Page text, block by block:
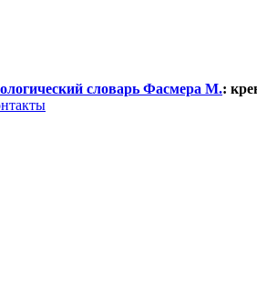
словарь Фасмера М.: